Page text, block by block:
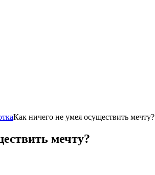
Как ничего не умея осуществить мечту?
мечту?